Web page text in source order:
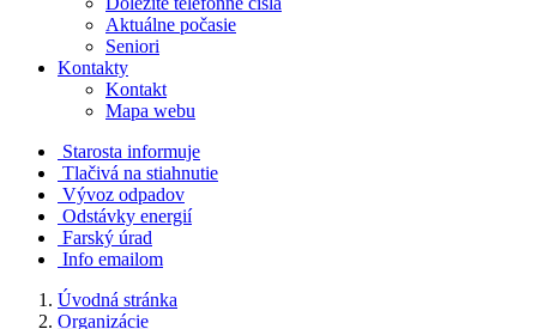
Aktuálne počasie
Seniori
Kontakty
Kontakt
Mapa webu
Starosta informuje
Tlačivá na stiahnutie
Vývoz odpadov
Odstávky energií
Farský úrad
Info emailom
Úvodná stránka
Organizácie